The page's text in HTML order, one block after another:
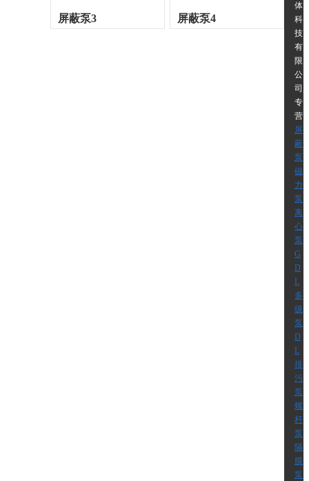
屏蔽泵3 屏蔽泵4
体
科
技
有
限
公
司,
专
营
屏
蔽
泵
磁
力
泵
离
心
泵
G
D
L
多
级
泵
D
L
排
污
泵
螺
杆
泵
隔
膜
泵